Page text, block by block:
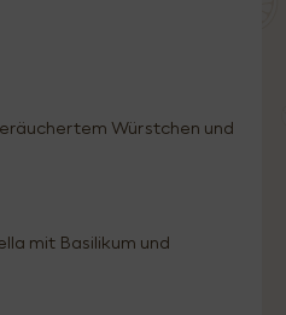
Würstchen und
mit Basilikum und